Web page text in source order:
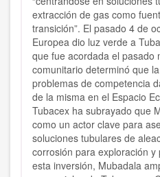
extracción de gas como
transición”. El pasado 4 de
Europea dio luz verde a
que fue acordada el pasado
comunitario determinó que
problemas de competencia
de la misma en el Espacio
Tubacex ha subrayado que
como un actor clave para
soluciones tubulares de
corrosión para exploración
esta inversión, Mubadala